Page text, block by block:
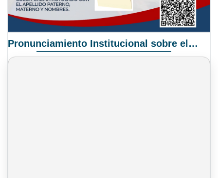
Pronunciamiento Institucional sobre el Proyecto de Ley N° 068/2025-2026 C.S.